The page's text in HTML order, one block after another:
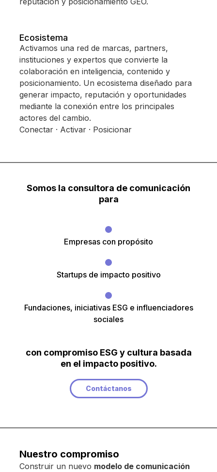
Ecosistema
Activamos una red de marcas, partners,
instituciones y expertos que convierte la
colaboración en inteligencia, contenido y
posicionamiento. Un ecosistema diseñado para
generar impacto, reputación y oportunidades
mediante la conexión entre los principales
actores del cambio.
Conectar · Activar · Posicionar
Somos la consultora de comunicación
para
Empresas con propósito
Startups de impacto positivo
Fundaciones, iniciativas ESG e influenciadores
sociales
con compromiso ESG y cultura basada
en el impacto positivo.
Contáctanos
Nuestro compromiso
Construir un nuevo modelo de comunicación